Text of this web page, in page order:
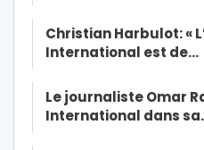
Christian Harbulot: «
International est de…
Le journaliste Omar
International dans